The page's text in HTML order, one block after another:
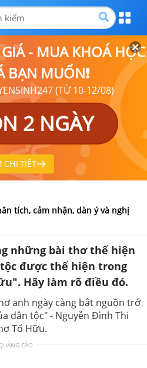
- MUA KHOÁ HỌC
BẠN MUỐN❗
(TỪ 10-12/08)
2 NGÀY
CHI TIẾT
tích, cảm nhận, dàn ý và nghị
những bài thơ thể hiện
được thể hiện trong
Hãy làm rõ điều đó.
anh ngày càng bắt nguồn trở
dân tộc" - Nguyễn Đình Thi
Tố Hữu.
CÁO